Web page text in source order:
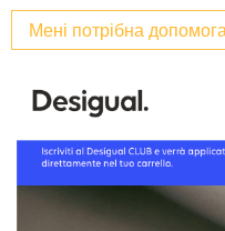
Мені потрібна